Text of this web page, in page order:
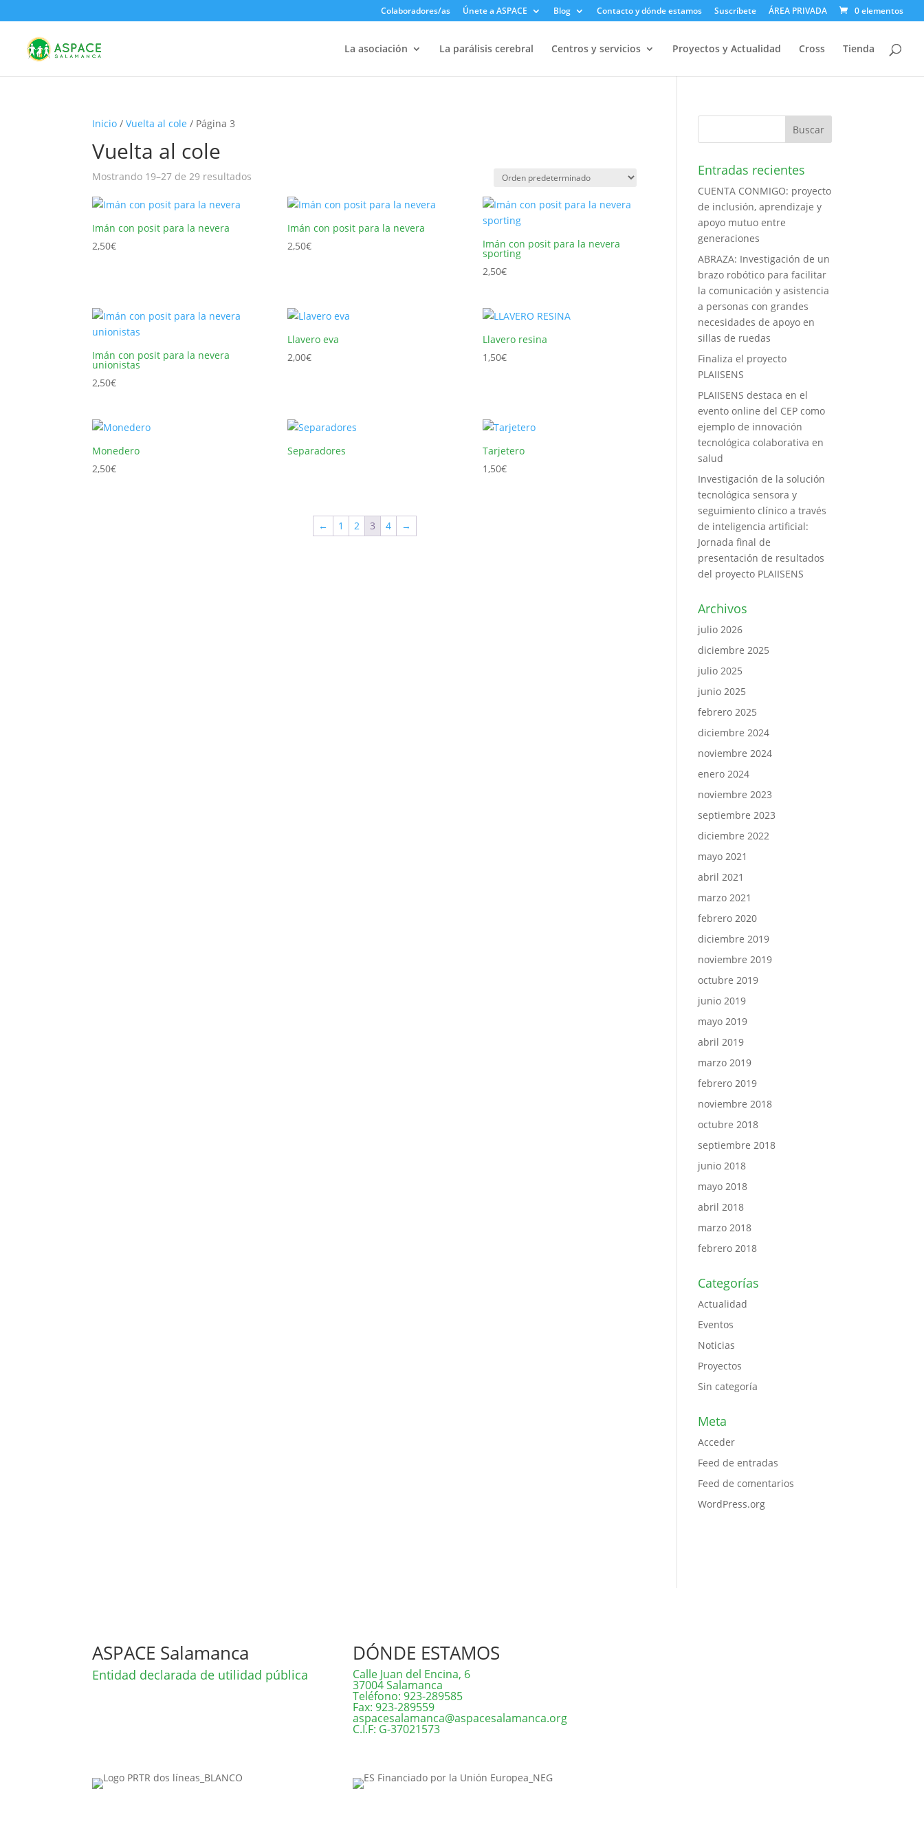
Colaboradores/as Únete a ASPACE Blog Contacto y dónde estamos Suscríbete ÁREA PRIVADA 0 elementos
La asociación La parálisis cerebral Centros y servicios Proyectos y Actualidad Cross Tienda
Inicio /Vuelta al cole / Página 3
Vuelta al cole
Mostrando 19–27 de 29 resultados
Imán con posit para la nevera
2,50€
Imán con posit para la nevera
2,50€ Imán con posit para la nevera
sporting
2,50€
Imán con posit para la nevera
unionistas
2,50€
Llavero eva
2,00€
Llavero resina
1,50€
Monedero
2,50€
Separadores
Tarjetero
1,50€
← 1 2 3 4 →
Entradas recientes
CUENTA CONMIGO: proyecto
de inclusión, aprendizaje y
apoyo mutuo entre
generaciones
ABRAZA: Investigación de un
brazo robótico para facilitar
la comunicación y asistencia
a personas con grandes
necesidades de apoyo en
sillas de ruedas
Finaliza el proyecto
PLAIISENS
PLAIISENS destaca en el
evento online del CEP como
ejemplo de innovación
tecnológica colaborativa en
salud
Investigación de la solución
tecnológica sensora y
seguimiento clínico a través
de inteligencia artificial:
Jornada final de
presentación de resultados
del proyecto PLAIISENS
Archivos
julio 2026
diciembre 2025
julio 2025
junio 2025
febrero 2025
diciembre 2024
noviembre 2024
enero 2024
noviembre 2023
septiembre 2023
diciembre 2022
mayo 2021
abril 2021
marzo 2021
febrero 2020
diciembre 2019
noviembre 2019
octubre 2019
junio 2019
mayo 2019
abril 2019
marzo 2019
febrero 2019
noviembre 2018
octubre 2018
septiembre 2018
junio 2018
mayo 2018
abril 2018
marzo 2018
febrero 2018
Categorías
Actualidad
Eventos
Noticias
Proyectos
Sin categoría
Meta
Acceder
Feed de entradas
Feed de comentarios
WordPress.org
ASPACE Salamanca
Entidad declarada de utilidad pública
DÓNDE ESTAMOS
Calle Juan del Encina, 6
37004 Salamanca
Teléfono: 923-289585
Fax: 923-289559
aspacesalamanca@aspacesalamanca.org
C.I.F: G-37021573